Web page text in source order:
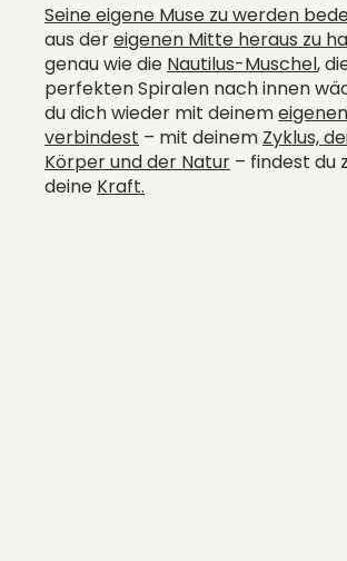
Seine eigene Muse zu werden
aus dereigenen Mitte heraus zu
genau wie die Nautilus-Muschel,
perfekten Spiralen nach innen
du dich wieder mit deinem
verbindest – mit deinem Zyklus,
Körper und der Natur – findest du
deine Kraft.